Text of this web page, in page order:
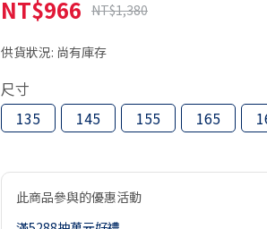
NT$966 NT$1,380
供貨狀況: 尚有庫存
尺寸
135
145 155 165
此商品參與的優惠活動